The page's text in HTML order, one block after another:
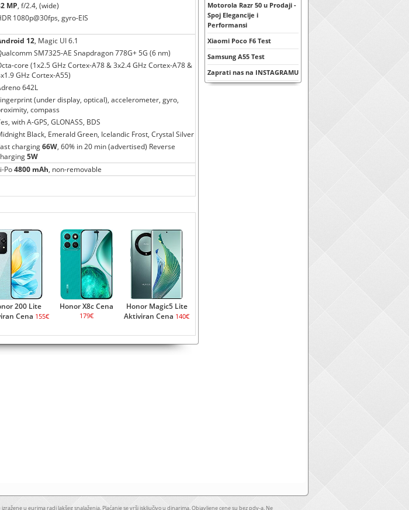
MP, f/2.4, (wide)
1080p@30fps, gyro-EIS
12, Magic UI 6.1
SM7325-AE Snapdragon 778G+ 5G (6 nm)
core (1x2.5 GHz Cortex-A78 & 3x2.4 GHz Cortex-A78 &
GHz Cortex-A55)
642L
(under display, optical), accelerometer, gyro,
compass
with A-GPS, GLONASS, BDS
Black, Emerald Green, Icelandic Frost, Crystal Silver
charging66W, 60% in 20 min (advertised) Reverse
5W
Po4800 mAh, non-removable
200 Lite
Cena 155€
Honor X8c Cena
179€
Honor Magic5 Lite
Aktiviran Cena 140€
Motorola Razr 50 u Prodaji -
Spoj Elegancije i
Performansi
Xiaomi Poco F6 Test
Samsung A55 Test
Zaprati nas na INSTAGRAMU
u eurima radi lakšeg snalaženja. Plaćanje se vrši isključivo u dinarima. Objavljene cene su bez pdv-a. Ne